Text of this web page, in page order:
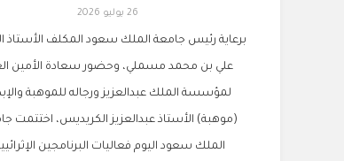
26 يوليو 2026
برعاية رئيس جامعة الملك سعود المكلف الأستاذ
علي بن محمد مسملي، وحضور سعادة الأمين
لمؤسسة الملك عبدالعزيز ورجاله للموهبة
(موهبة) الأستاذ عبدالعزيز الكريديس، اختتمت
الملك سعود اليوم فعاليات البرنامجين